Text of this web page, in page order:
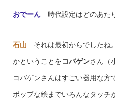
おでーん時代設定はどのあた
石山 それは最初からでしたね
かということをコバゲンさん（
コバゲンさんはすごい器用な方
ポップな絵までいろんなタッチ